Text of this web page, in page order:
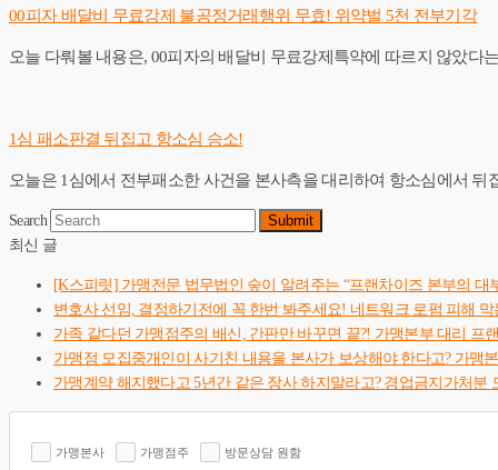
00피자 배달비 무료강제 불공정거래행위 무효! 위약벌 5천 전부기각
오늘 다뤄볼 내용은, 00피자의 배달비 무료강제특약에 따르지 않았
1심 패소판결 뒤집고 항소심 승소!
오늘은 1심에서 전부패소한 사건을 본사측을 대리하여 항소심에서 뒤
Search
Submit
최신 글
[K스피릿] 가맹전문 법무법인 숲이 알려주는 “프랜차이즈 본부의 대
변호사 선임, 결정하기전에 꼭 한번 봐주세요! 네트워크 로펌 피해 막
가족 같다던 가맹점주의 배신, 간판만 바꾸면 끝?! 가맹본부 대리 프
가맹점 모집중개인이 사기친 내용을 본사가 보상해야 한다고? 가맹
가맹계약 해지했다고 5년간 같은 장사 하지말라고? 경업금지가처분
가맹본사 가맹점주 방문상담 원함